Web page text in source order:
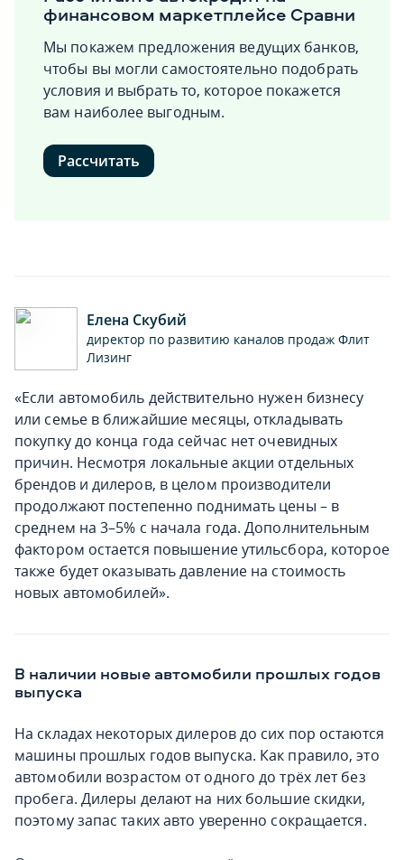
финансовом маркетплейсе Сравни
Мы покажем предложения ведущих банков,
чтобы вы могли самостоятельно подобрать
условия и выбрать то, которое покажется
вам наиболее выгодным.
Рассчитать
Елена Скубий
директор по развитию каналов продаж Флит
Лизинг
«Если автомобиль действительно нужен бизнесу
или семье в ближайшие месяцы, откладывать
покупку до конца года сейчас нет очевидных
причин. Несмотря локальные акции отдельных
брендов и дилеров, в целом производители
продолжают постепенно поднимать цены – в
среднем на 3–5% с начала года. Дополнительным
фактором остается повышение утильсбора, которое
также будет оказывать давление на стоимость
новых автомобилей».
В наличии новые автомобили прошлых годов
выпуска
На складах некоторых дилеров до сих пор остаются
машины прошлых годов выпуска. Как правило, это
автомобили возрастом от одного до трёх лет без
пробега. Дилеры делают на них большие скидки,
поэтому запас таких авто уверенно сокращается.